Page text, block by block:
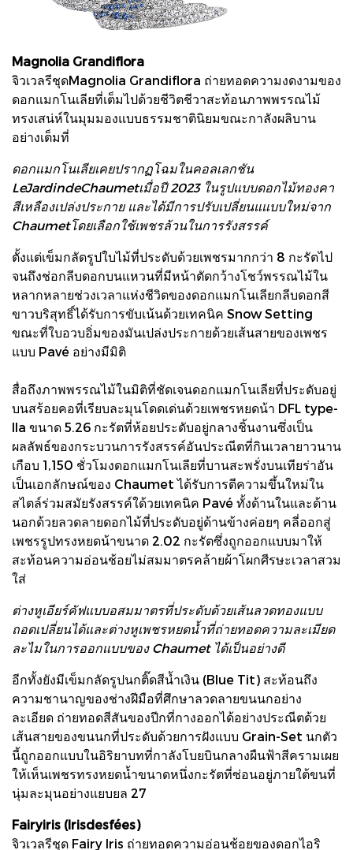
Magnolia Grandiflora
จิวเวลรีชุดMagnolia Grandiflora ถ่ายทอดความงดงามของ
ดอกแมกโนเลียที่เต็มไปด้วยชีวิตชีวาสะท้อนภาพพรรณไม้
ทรงเสน่ห์ในมุมมองแบบธรรมชาตินิยมขณะกาลังผลิบาน
อย่างเต็มที่
ดอกแมกโนเลียเคยปรากฏโฉมในคอลเลกชัน
LeJardindeChaumetเมื่อปี 2023 ในรูปแบบดอกไม้ทองคา
สีเหลืองเปล่งประกาย และได้มีการปรับเปลี่ยนแแบบใหม่จาก
Chaumetโดยเลือกใช้เพชรล้วนในการรังสรรค์
ตั้งแต่เข็มกลัดรูปใบไม้ที่ประดับด้วยเพชรมากกว่า 8 กะรัตไป
จนถึงช่อกลีบดอกบนแหวนที่มีหน้าตัดกว้างโชว์พรรณไม้ใน
หลากหลายช่วงเวลาแห่งชีวิตของดอกแมกโนเลียกลีบดอกสี
ขาวบริสุทธิ์ได้รับการขับเน้นด้วยเทคนิค Snow Setting
ขณะที่ใบอวบอิ่มของมันเปล่งประกายด้วยเส้นสายของเพชร
แบบ Pavé อย่างมีมิติ
สื่อถึงภาพพรรณไม้ในมิติที่ชัดเจนดอกแมกโนเลียที่ประดับอยู่
บนสร้อยคอที่เรียบละมุนโดดเด่นด้วยเพชรหยดน้า DFL type-
IIa ขนาด 5.26 กะรัตที่ห้อยประดับอยู่กลางชิ้นงานซึ่งเป็น
ผลลัพธ์ของกระบวนการรังสรรค์อันประณีตที่กินเวลายาวนาน
เกือบ 1,150 ชั่วโมงดอกแมกโนเลียที่บานสะพรั่งบนเทียร่าอัน
เป็นเอกลักษณ์ของ Chaumet ได้รับการตีความขึ้นใหม่ใน
สไตล์ร่วมสมัยรังสรรค์ใด้วยเทคนิค Pavé ทั้งด้านในและด้าน
นอกด้วยลวดลายดอกไม้ที่ประดับอยู่ด้านข้างค่อยๆ คลี่ออกสู่
เพชรรูปทรงหยดน้าขนาด 2.02 กะรัตซึ่งถูกออกแบบมาให้
สะท้อนความอ่อนช้อยไม่สมมาตรคล้ายผ้าโผกศีรษะเวลาสวม
ใส่
ต่างหูเอียร์คัฟแบบอสมมาตรที่ประดับด้วยเส้นลวดทองแบบ
ถอดเปลี่ยนได้และต่างหูเพชรหยดน้ำที่ถ่ายทอดความละเมียด
ละไมในการออกแบบของ Chaumet ได้เป็นอย่างดี
อีกทั้งยังมีเข็มกลัดรูปนกติ๊ดสีน้ำเงิน (Blue Tit) สะท้อนถึง
ความชานาญของช่างฝีมือที่ศึกษาลวดลายขนนกอย่าง
ละเอียด ถ่ายทอดสีสันของปีกที่กางออกได้อย่างประณีตด้วย
เส้นสายของขนนกที่ประดับด้วยการฝังแบบ Grain-Set นกตัว
นี้ถูกออกแบบในอิริยาบทที่กาลังโบยบินกลางผืนฟ้าสีครามเผย
ให้เห็นเพชรทรงหยดน้ำขนาดหนึ่งกะรัตที่ซ่อนอยู่ภายใต้ขนที่
นุ่มละมุนอย่างแยบยล 27
Fairyiris (Irisdesfées)
จิวเวลรีชุด Fairy Iris ถ่ายทอดความอ่อนช้อยของดอกไอริ